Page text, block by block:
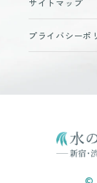
サイトマップ
プライバシーポ